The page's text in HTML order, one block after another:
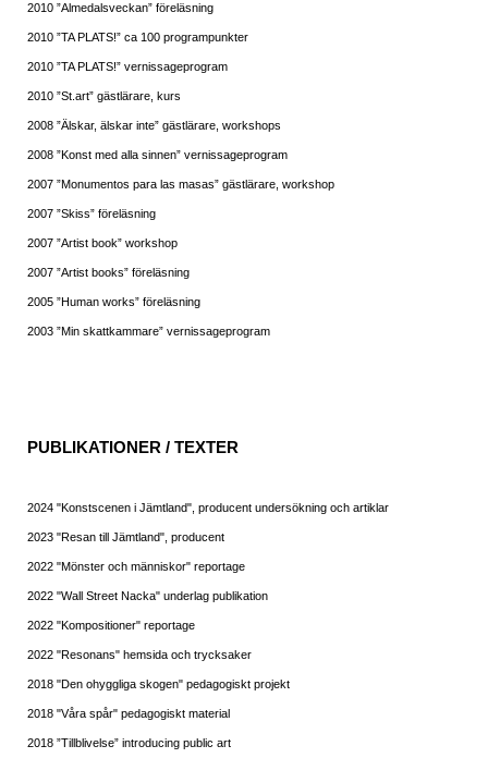
2010 ”Almedalsveckan” föreläsning
2010 ”TA PLATS!” ca 100 programpunkter
2010 ”TA PLATS!” vernissageprogram
2010 ”St.art” gästlärare, kurs
2008 ”Älskar, älskar inte” gästlärare, workshops
2008 ”Konst med alla sinnen” vernissageprogram
2007 ”Monumentos para las masas” gästlärare, workshop
2007 ”Skiss” föreläsning
2007 ”Artist book” workshop
2007 ”Artist books” föreläsning
2005 ”Human works” föreläsning
2003 ”Min skattkammare” vernissageprogram
PUBLIKATIONER / TEXTER
2024 "Konstscenen i Jämtland", producent undersökning och artiklar
2023 "Resan till Jämtland", producent
2022 "Mönster och människor" reportage
2022 "Wall Street Nacka" underlag publikation
2022 "Kompositioner" reportage
2022 "Resonans" hemsida och trycksaker
2018 "Den ohyggliga skogen" pedagogiskt projekt
2018 "Våra spår" pedagogiskt material
2018 ”Tillblivelse” introducing public art